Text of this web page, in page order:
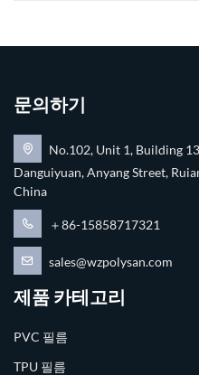
문의하기
No.102, Unit 1, Building
Danguiyuan, Anyang Street,
China
＋86-15858717321
sales@wzpolysan.com
제품 카테고리
PVC 필름
TPU 필름